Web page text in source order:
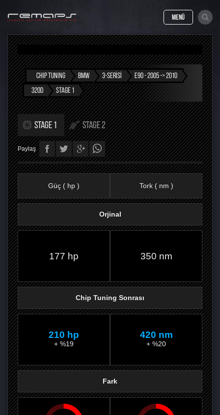
MENÜ
CHIP TUNING BMW 3-SERISI
E90 - 2005 -> 2010
320D
STAGE 1
STAGE 1 STAGE 2
Paylaş
Güç ( hp ) Tork ( nm )
Orjinal
177 hp 350 nm
Chip Tuning Sonrası
210 hp
+ %19
420 nm
+ %20
Fark